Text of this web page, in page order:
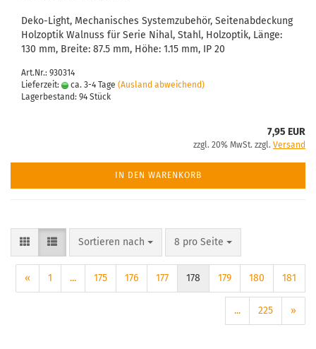
Deko-Light, Mechanisches Systemzubehör, Seitenabdeckung
Holzoptik Walnuss für Serie Nihal, Stahl, Holzoptik, Länge:
130 mm, Breite: 87.5 mm, Höhe: 1.15 mm, IP 20
Art.Nr.: 930314
Lieferzeit:
ca. 3-4 Tage (Ausland abweichend)
Lagerbestand: 94 Stück
7,95 EUR
zzgl. 20% MwSt. zzgl. Versand
IN DEN WARENKORB
Sortieren nach
Sortieren nach 8 pro Seite
pro Seite
« 1 ... 175 176 177 178 179 180 181
... 225 »